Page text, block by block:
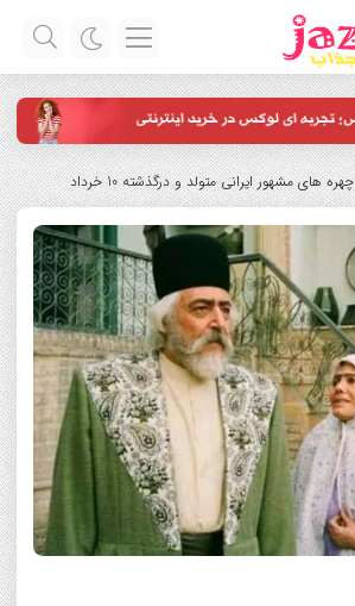
چهره های مشهور ایرانی متولد و درگذشته 10 خرداد